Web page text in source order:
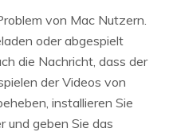
von Mac Nutzern.
oder abgespielt
die Nachricht, dass der
der Videos von
installieren Sie
und geben Sie das